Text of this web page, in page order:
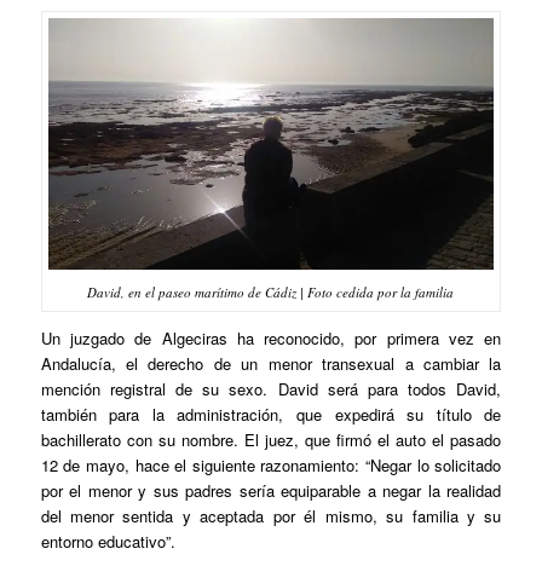
David, en el paseo marítimo de Cádiz | Foto cedida por la familia
Un juzgado de Algeciras ha reconocido, por primera vez en
Andalucía, el derecho de un menor transexual a cambiar la
mención registral de su sexo. David será para todos David,
también para la administración, que expedirá su título de
bachillerato con su nombre. El juez, que firmó el auto el pasado
12 de mayo, hace el siguiente razonamiento: “Negar lo solicitado
por el menor y sus padres sería equiparable a negar la realidad
del menor sentida y aceptada por él mismo, su familia y su
entorno educativo”.